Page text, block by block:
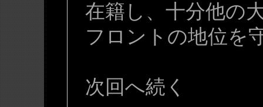
在籍し、十分他の
フロントの地位を
次回へ続く